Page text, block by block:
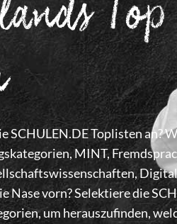
Top
SCHULEN.DE Toplisten an?
MINT,
Nase vorn? Selektiere die
um herauszufinden,